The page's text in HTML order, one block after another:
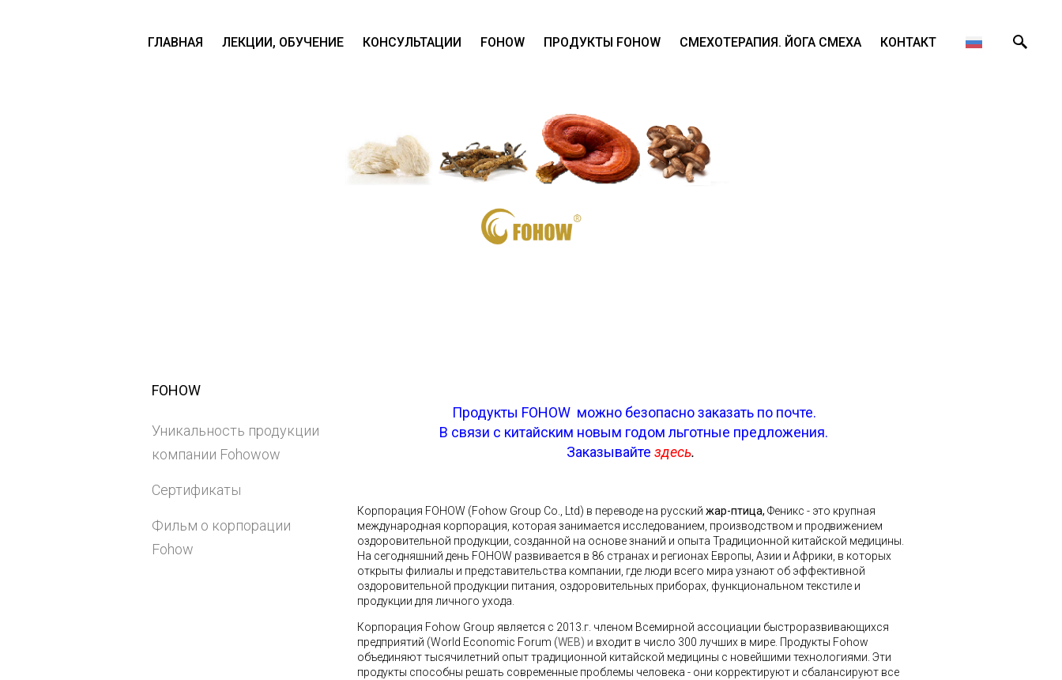
ГЛАВНАЯ ЛЕКЦИИ, ОБУЧЕНИЕ КОНСУЛЬТАЦИИ FOHOW ПРОДУКТЫ FOHOW СМЕХОТЕРАПИЯ. ЙОГА СМЕХА КОНТАКТ
FOHOW
Уникальность продукции
компании Fohowow
Сертификаты
Фильм о корпорации
Fohow
Продукты FOHOW можно безопасно заказать по почте.
В связи с китайским новым годом льготные предложения.
Заказывайте здесь.
Корпорация FOHOW (Fohow Group Co., Ltd) в переводе на русский жар-птица, Феникс - это крупная
международная корпорация, которая занимается исследованием, производством и продвижением
оздоровительной продукции, созданной на основе знаний и опыта Традиционной китайской медицины.
На сегодняшний день FOHOW развивается в 86 странах и регионах Европы, Азии и Африки, в которых
открыты филиалы и представительства компании, где люди всего мира узнают об эффективной
оздоровительной продукции питания, оздоровительных приборах, функциональном текстиле и
продукции для личного ухода.
Корпорация Fohow Group является с 2013.г. членом Всемирной ассоциации быстроразвивающихся
предприятий (World Economic Forum (WEB) и входит в число 300 лучших в мире. Продукты Fohow
объединяют тысячилетний опыт традиционной китайской медицины с новейшими технологиями. Эти
продукты способны решать современные проблемы человека - они корректируют и сбалансируют все